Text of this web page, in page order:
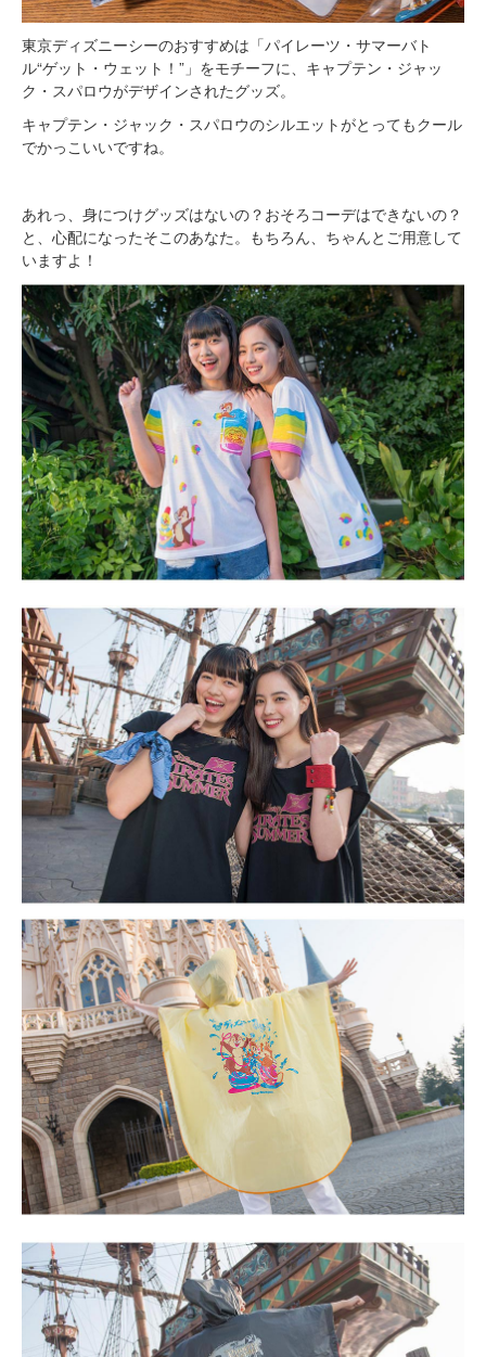
東京ディズニーシーのおすすめは「パイレーツ・サマーバト
ル“ゲット・ウェット！”」をモチーフに、キャプテン・ジャッ
ク・スパロウがデザインされたグッズ。
キャプテン・ジャック・スパロウのシルエットがとってもクール
でかっこいいですね。
あれっ、身につけグッズはないの？おそろコーデはできないの？
と、心配になったそこのあなた。もちろん、ちゃんとご用意して
いますよ！